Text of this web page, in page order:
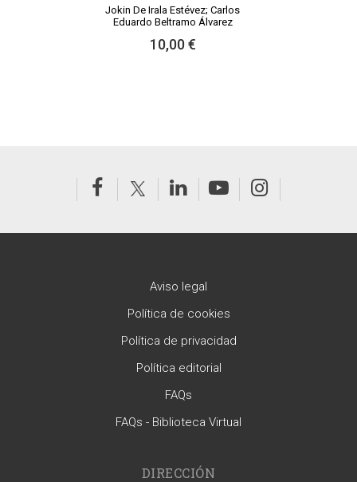
Jokin De Irala Estévez; Carlos
Eduardo Beltramo Álvarez
10,00 €
Aviso legal
Política de cookies
Política de privacidad
Política editorial
FAQs
FAQs - Biblioteca Virtual
DIRECCIÓN